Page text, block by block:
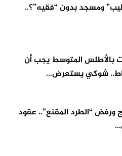
ومسجد بدون “فقيه”؟..
بالأطلس المتوسط يجب أن
شوكي يستعرض…
ورفض “الطرد المقنع”.. عقود